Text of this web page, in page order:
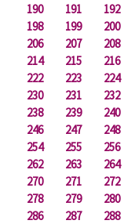
190
191 192
198
199 200
206
207 208
214
215 216
222
223 224
230
231 232
238
239 240
246
247 248
254
255 256
262
263 264
270
271 272
278
279 280
286
287 288